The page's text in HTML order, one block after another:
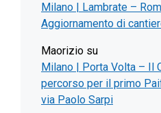
Milano | Lambrate –
Aggiornamento di
Maorizio su
Milano | Porta Volta – Il
percorso per il primo
via Paolo Sarpi